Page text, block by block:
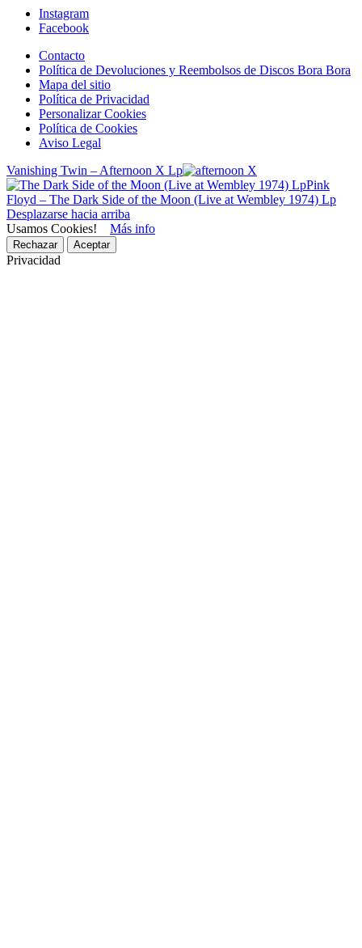
Instagram
Facebook
Contacto
Política de Devoluciones y Reembolsos de Discos Bora Bora
Mapa del sitio
Política de Privacidad
Personalizar Cookies
Política de Cookies
Aviso Legal
Vanishing Twin – Afternoon X Lp
Pink
Floyd – The Dark Side of the Moon (Live at Wembley 1974) Lp
Desplazarse hacia arriba
Usamos Cookies! Más info
Rechazar Aceptar
Privacidad